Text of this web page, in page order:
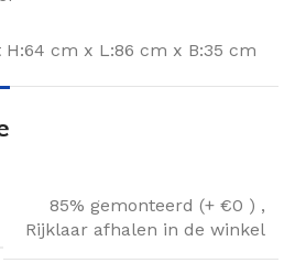
cm x L:86 cm x B:35 cm
85% gemonteerd (+ €0 ) ,
Rijklaar afhalen in de winkel